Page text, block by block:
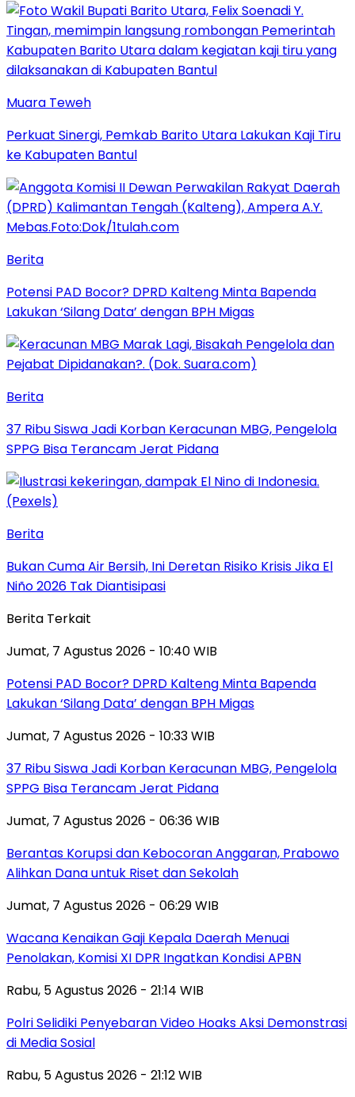
Muara Teweh
Perkuat Sinergi, Pemkab Barito Utara Lakukan Kaji Tiru
ke Kabupaten Bantul
Berita
Potensi PAD Bocor? DPRD Kalteng Minta Bapenda
Lakukan ‘Silang Data’ dengan BPH Migas
Berita
37 Ribu Siswa Jadi Korban Keracunan MBG, Pengelola
SPPG Bisa Terancam Jerat Pidana
Berita
Bukan Cuma Air Bersih, Ini Deretan Risiko Krisis Jika El
Niño 2026 Tak Diantisipasi
Berita Terkait
Jumat, 7 Agustus 2026 - 10:40 WIB
Potensi PAD Bocor? DPRD Kalteng Minta Bapenda
Lakukan ‘Silang Data’ dengan BPH Migas
Jumat, 7 Agustus 2026 - 10:33 WIB
37 Ribu Siswa Jadi Korban Keracunan MBG, Pengelola
SPPG Bisa Terancam Jerat Pidana
Jumat, 7 Agustus 2026 - 06:36 WIB
Berantas Korupsi dan Kebocoran Anggaran, Prabowo
Alihkan Dana untuk Riset dan Sekolah
Jumat, 7 Agustus 2026 - 06:29 WIB
Wacana Kenaikan Gaji Kepala Daerah Menuai
Penolakan, Komisi XI DPR Ingatkan Kondisi APBN
Rabu, 5 Agustus 2026 - 21:14 WIB
Polri Selidiki Penyebaran Video Hoaks Aksi Demonstrasi
di Media Sosial
Rabu, 5 Agustus 2026 - 21:12 WIB